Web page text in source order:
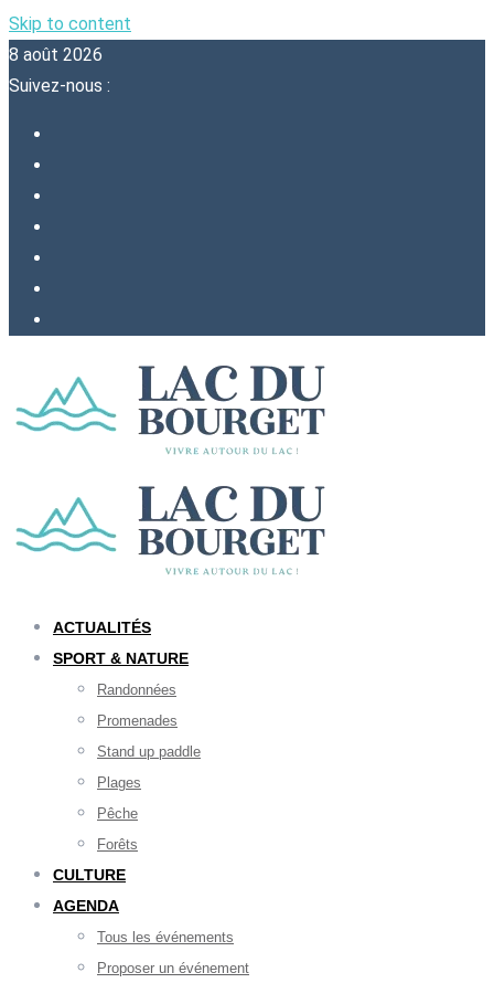
Skip to content
8 août 2026
Suivez-nous :
ACTUALITÉS
SPORT & NATURE
Randonnées
Promenades
Stand up paddle
Plages
Pêche
Forêts
CULTURE
AGENDA
Tous les événements
Proposer un événement